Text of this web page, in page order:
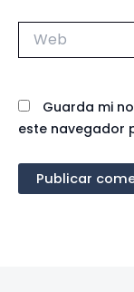
Guarda mi
este navegador